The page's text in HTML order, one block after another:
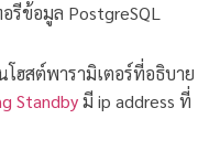
รีข้อมูล PostgreSQL
โฮสต์พารามิเตอร์ที่อธิบาย
Standbyมี ip address ที่